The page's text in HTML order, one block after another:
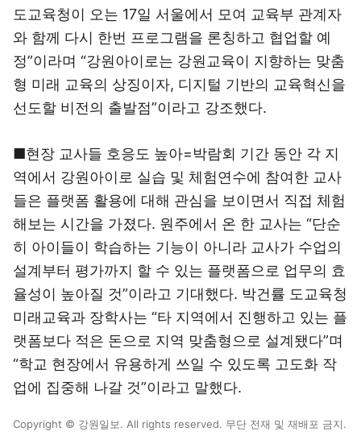
도교육청이 오는 17일 서울에서 모여 교육부 관계자
와 함께 다시 한번 프로그램을 론칭하고 협업할 예
정”이라며 “강원아이로는 강원교육이 지향하는 맞춤
형 미래 교육의 상징이자, 디지털 기반의 교육혁신을
선도할 비전의 출발점”이라고 강조했다.
■현장 교사들 호응도 높아=박람회 기간 동안 각 지
역에서 강원아이로 실습 및 체험연수에 참여한 교사
들은 플랫폼 활용에 대해 관심을 보이면서 직접 체험
해보는 시간을 가졌다. 원주에서 온 한 교사는 “단순
히 아이들이 학습하는 기능이 아니라 교사가 수업의
설계부터 평가까지 할 수 있는 플랫폼으로 업무의 효
율성이 높아질 것”이라고 기대했다. 박건률 도교육청
미래교육과 장학사는 “타 지역에서 진행하고 있는 플
랫폼보다 적은 돈으로 지역 맞춤형으로 설계됐다”며
“학교 현장에서 유용하게 쓰일 수 있도록 고도화 작
업에 집중해 나갈 것”이라고 말했다.
Copyright © 강원일보. All rights reserved. 무단 전재 및 재배포 금지.